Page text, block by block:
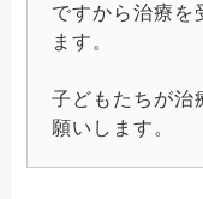
ですから治療を
ます。
子どもたちが治
願いします。